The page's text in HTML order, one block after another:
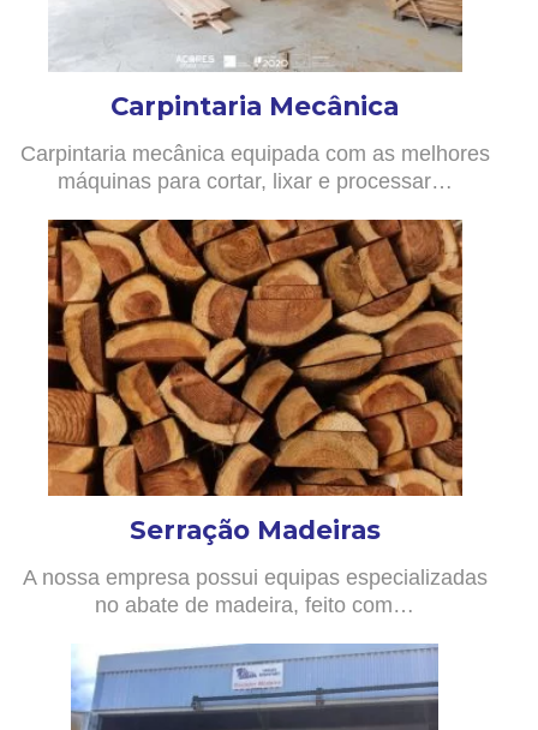
Carpintaria Mecânica
Carpintaria mecânica equipada com as melhores
máquinas para cortar, lixar e processar…
Serração Madeiras
A nossa empresa possui equipas especializadas
no abate de madeira, feito com…